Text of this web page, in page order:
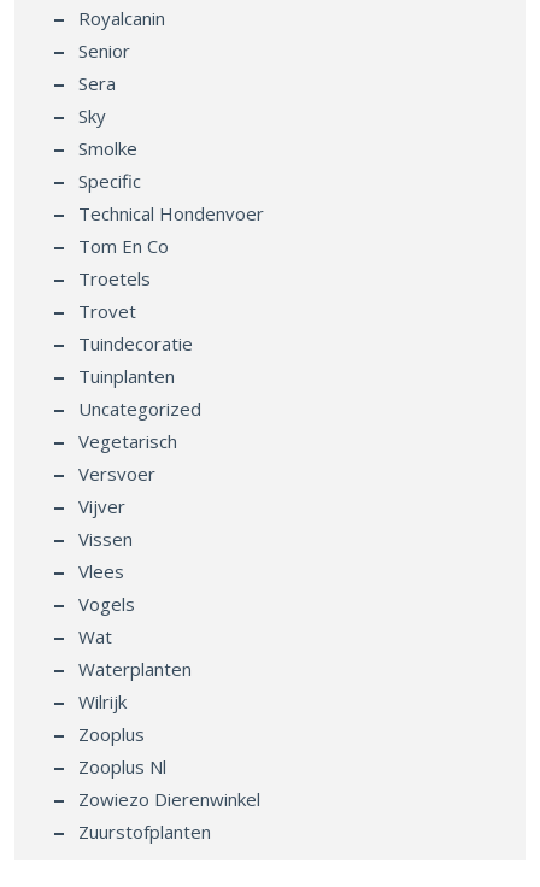
Royalcanin
Senior
Sera
Sky
Smolke
Specific
Technical Hondenvoer
Tom En Co
Troetels
Trovet
Tuindecoratie
Tuinplanten
Uncategorized
Vegetarisch
Versvoer
Vijver
Vissen
Vlees
Vogels
Wat
Waterplanten
Wilrijk
Zooplus
Zooplus Nl
Zowiezo Dierenwinkel
Zuurstofplanten